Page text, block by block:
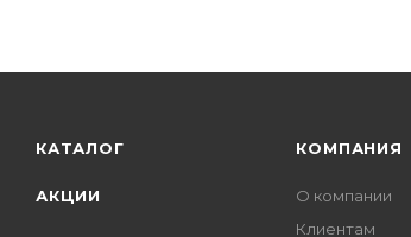
КАТАЛОГ
АКЦИИ
КОМПАНИЯ
О компании
Клиентам